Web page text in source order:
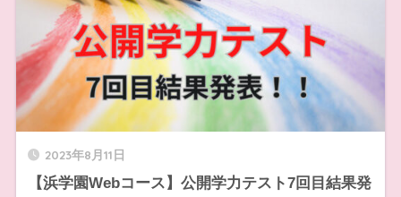
2023年8月11日
【浜学園Webコース】公開学力テスト7回目結果発